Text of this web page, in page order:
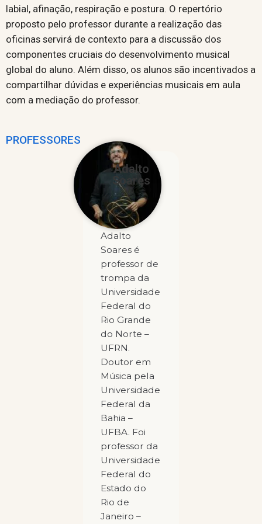
labial, afinação, respiração e postura. O repertório
proposto pelo professor durante a realização das
oficinas servirá de contexto para a discussão dos
componentes cruciais do desenvolvimento musical
global do aluno. Além disso, os alunos são incentivados a
compartilhar dúvidas e experiências musicais em aula
com a mediação do professor.
PROFESSORES
Adalto
Soares
Adalto
Soares é
professor de
trompa da
Universidade
Federal do
Rio Grande
do Norte –
UFRN.
Doutor em
Música pela
Universidade
Federal da
Bahia –
UFBA. Foi
professor da
Universidade
Federal do
Estado do
Rio de
Janeiro –